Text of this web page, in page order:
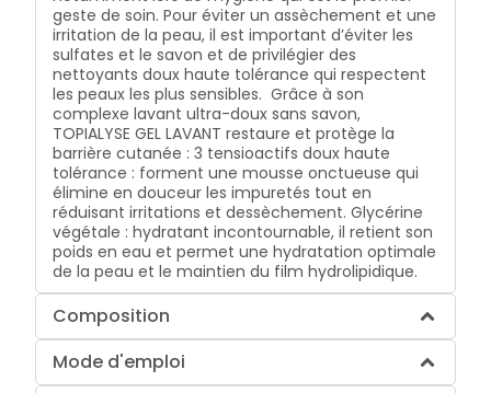
geste de soin. Pour éviter un assèchement et une
irritation de la peau, il est important d’éviter les
sulfates et le savon et de privilégier des
nettoyants doux haute tolérance qui respectent
les peaux les plus sensibles. Grâce à son
complexe lavant ultra-doux sans savon,
TOPIALYSE GEL LAVANT restaure et protège la
barrière cutanée : 3 tensioactifs doux haute
tolérance : forment une mousse onctueuse qui
élimine en douceur les impuretés tout en
réduisant irritations et dessèchement. Glycérine
végétale : hydratant incontournable, il retient son
poids en eau et permet une hydratation optimale
de la peau et le maintien du film hydrolipidique.
Composition
Mode d'emploi